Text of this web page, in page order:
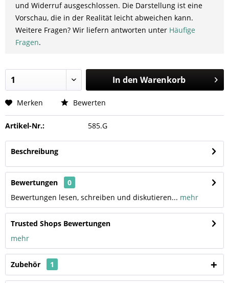
und Widerruf ausgeschlossen. Die Darstellung ist eine
Vorschau, die in der Realität leicht abweichen kann.
Weitere Fragen? Wir liefern antworten unter Häufige
Fragen.
In den Warenkorb
Merken Bewerten
Artikel-Nr.: 585.G
Beschreibung
Bewertungen
0
Bewertungen lesen, schreiben und diskutieren... mehr
Trusted Shops Bewertungen
mehr
Zubehör 1